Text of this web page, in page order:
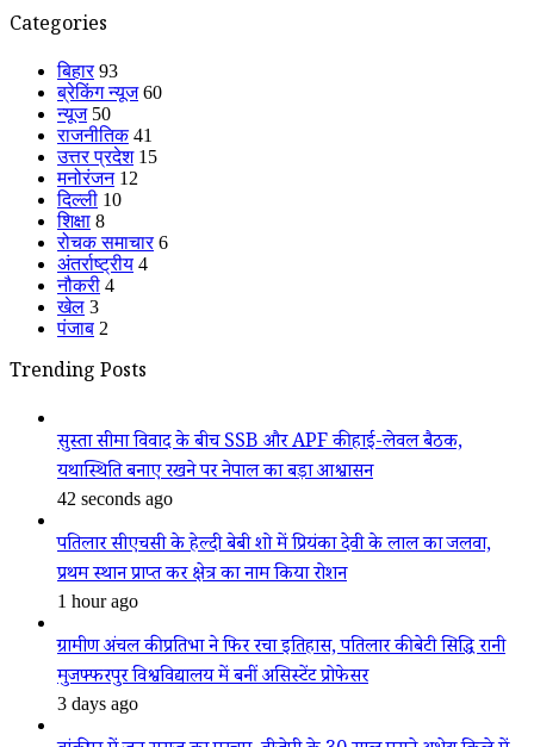
Categories
बिहार 93
ब्रेकिंग न्यूज 60
न्यूज 50
राजनीतिक 41
उत्तर प्रदेश 15
मनोरंजन 12
दिल्ली 10
शिक्षा 8
रोचक समाचार 6
अंतर्राष्ट्रीय 4
नौकरी 4
खेल 3
पंजाब 2
Trending Posts
सुस्ता सीमा विवाद के बीच SSB और APF की हाई-लेवल बैठक,
यथास्थिति बनाए रखने पर नेपाल का बड़ा आश्वासन
42 seconds ago
पतिलार सीएचसी के हेल्दी बेबी शो में प्रियंका देवी के लाल का जलवा,
प्रथम स्थान प्राप्त कर क्षेत्र का नाम किया रोशन
1 hour ago
ग्रामीण अंचल की प्रतिभा ने फिर रचा इतिहास, पतिलार की बेटी सिद्धि रानी
मुजफ्फरपुर विश्वविद्यालय में बनीं असिस्टेंट प्रोफेसर
3 days ago